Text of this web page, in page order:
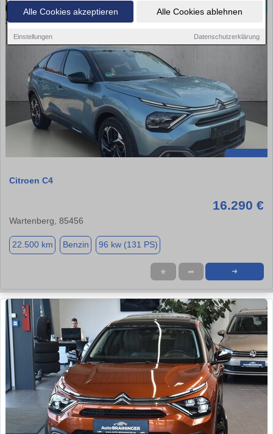
Alle Cookies akzeptieren Alle Cookies ablehnen
Einstellungen Datenschutzerklärung
Citroen C4
16.290 €
Wartenberg, 85456
22.500 km Benzin 96 kw (131 PS)
★ ➦ ➜